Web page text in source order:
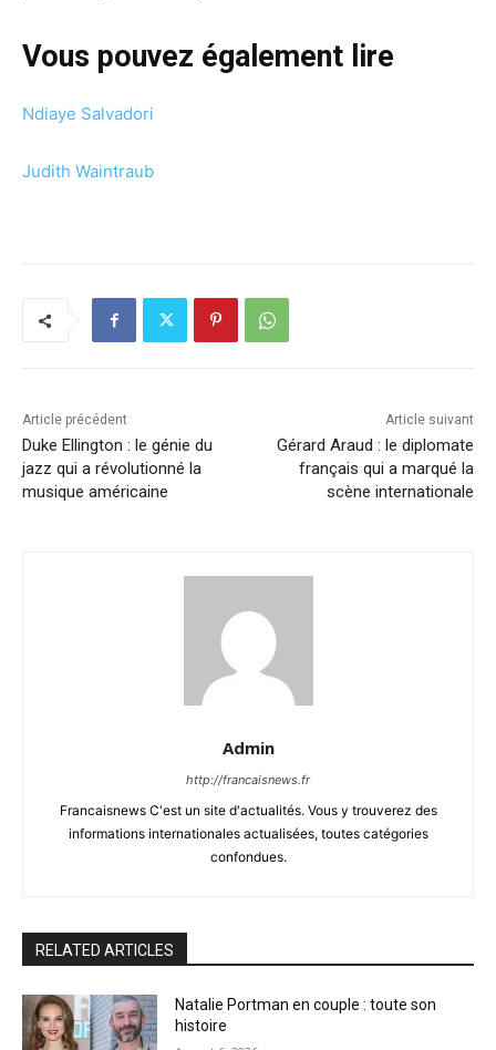
Vous pouvez également lire
Ndiaye Salvadori
Judith Waintraub
Article précédent
Duke Ellington : le génie du
jazz qui a révolutionné la
musique américaine
Article suivant
Gérard Araud : le diplomate
français qui a marqué la
scène internationale
Admin
http://francaisnews.fr
Francaisnews C'est un site d'actualités. Vous y trouverez des
informations internationales actualisées, toutes catégories
confondues.
RELATED ARTICLES
Natalie Portman en couple : toute son
histoire